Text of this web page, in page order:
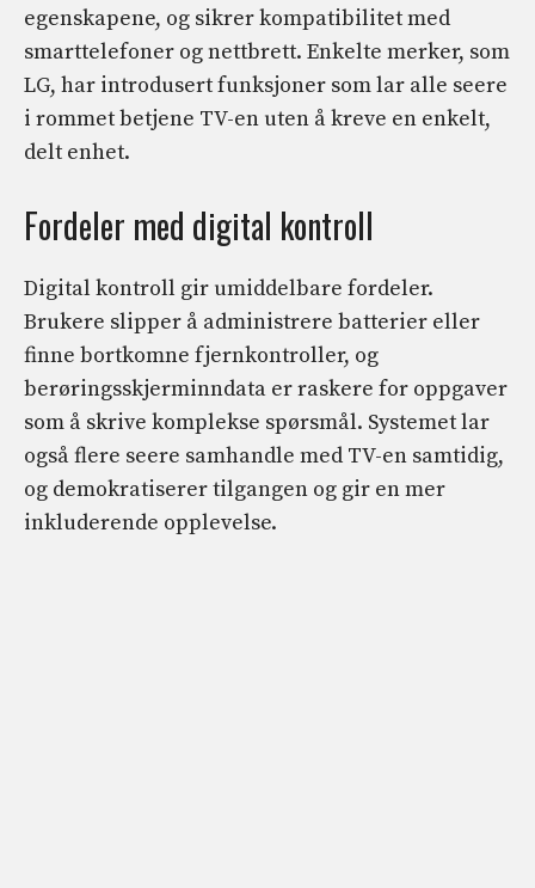
egenskapene, og sikrer kompatibilitet med
smarttelefoner og nettbrett. Enkelte merker, som
LG, har introdusert funksjoner som lar alle seere
i rommet betjene TV-en uten å kreve en enkelt,
delt enhet.
Fordeler med digital kontroll
Digital kontroll gir umiddelbare fordeler.
Brukere slipper å administrere batterier eller
finne bortkomne fjernkontroller, og
berøringsskjerminndata er raskere for oppgaver
som å skrive komplekse spørsmål. Systemet lar
også flere seere samhandle med TV-en samtidig,
og demokratiserer tilgangen og gir en mer
inkluderende opplevelse.